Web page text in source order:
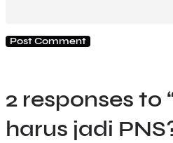
2 responses to
harus jadi